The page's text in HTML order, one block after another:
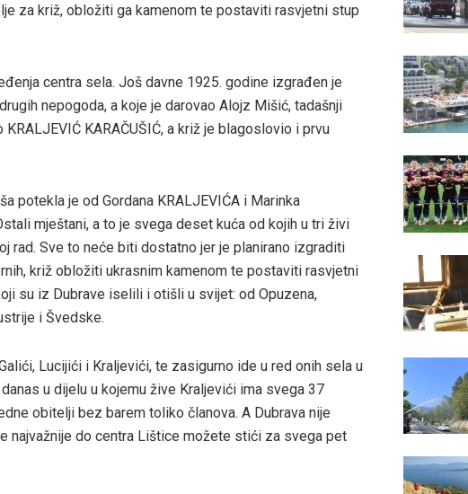
za križ, obložiti ga kamenom te postaviti rasvjetni stup
centra sela. Još davne 1925. godine izgrađen je
nepogoda, a koje je darovao Alojz Mišić, tadašnji
KARAČUŠIĆ, a križ je blagoslovio i prvu
potekla je od Gordana KRALJEVIĆA i Marinka
mještani, a to je svega deset kuća od kojih u tri živi
rad. Sve to neće biti dostatno jer je planirano izgraditi
križ obložiti ukrasnim kamenom te postaviti rasvjetni
su iz Dubrave iselili i otišli u svijet: od Opuzena,
i Švedske.
Lucijići i Kraljevići, te zasigurno ide u red onih sela u
u dijelu u kojemu žive Kraljevići ima svega 37
obitelji bez barem toliko članova. A Dubrava nije
najvažnije do centra Lištice možete stići za svega pet